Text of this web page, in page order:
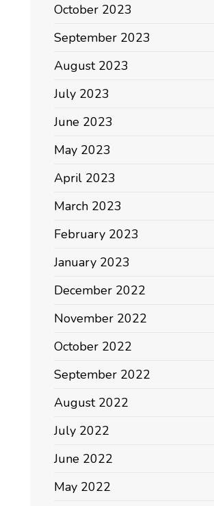
October 2023
September 2023
August 2023
July 2023
June 2023
May 2023
April 2023
March 2023
February 2023
January 2023
December 2022
November 2022
October 2022
September 2022
August 2022
July 2022
June 2022
May 2022